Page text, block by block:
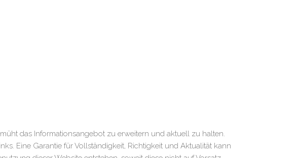
das Informationsangebot zu erweitern und aktuell zu halten.
Eine Garantie für Vollständigkeit, Richtigkeit und Aktualität kann